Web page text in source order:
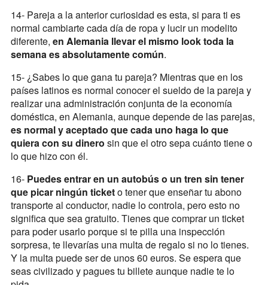
14- Pareja a la anterior curiosidad es esta, si para ti es
normal cambiarte cada día de ropa y lucir un modelito
diferente, en Alemania llevar el mismo look toda la
semana es absolutamente común.
15- ¿Sabes lo que gana tu pareja? Mientras que en los
países latinos es normal conocer el sueldo de la pareja y
realizar una administración conjunta de la economía
doméstica, en Alemania, aunque depende de las parejas,
es normal y aceptado que cada uno haga lo que
quiera con su dinero sin que el otro sepa cuánto tiene o
lo que hizo con él.
16- Puedes entrar en un autobús o un tren sin tener
que picar ningún ticketo tener que enseñar tu abono
transporte al conductor, nadie lo controla, pero esto no
significa que sea gratuito. Tienes que comprar un ticket
para poder usarlo porque si te pilla una inspección
sorpresa, te llevarías una multa de regalo si no lo tienes.
Y la multa puede ser de unos 60 euros. Se espera que
seas civilizado y pagues tu billete aunque nadie te lo